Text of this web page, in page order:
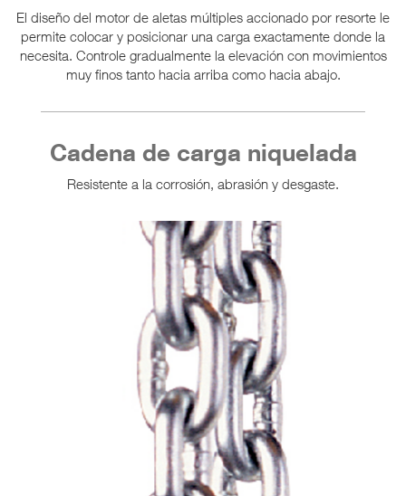
El diseño del motor de aletas múltiples accionado por resorte le
permite colocar y posicionar una carga exactamente donde la
necesita. Controle gradualmente la elevación con movimientos
muy finos tanto hacia arriba como hacia abajo.
Cadena de carga niquelada
Resistente a la corrosión, abrasión y desgaste.